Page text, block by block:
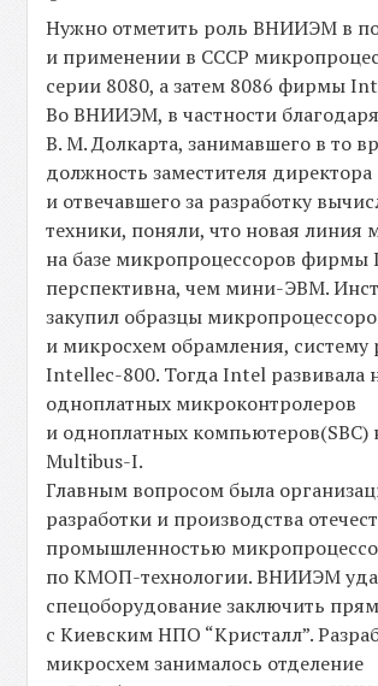
Нужно отметить роль ВНИИЭМ в
и применении в СССР
серии 8080, а затем 8086 фирмы
Во ВНИИЭМ, в частности
В. М. Долкарта, занимавшего в то
должность заместителя директора
и отвечавшего за разработку
техники, поняли, что новая
на базе микропроцессоров фирмы
перспективна, чем мини-ЭВМ.
закупил образцы
и микросхем обрамления, систему
Intellec-800. Тогда Intel развивала
одноплатных микроконтролеров
и одноплатных компьютеров(SBC)
Multibus-I.
Главным вопросом была
разработки и производства
промышленностью
по КМОП-технологии. ВНИИЭМ
спецоборудование заключить
с Киевским НПО “Кристалл”.
микросхем занималось отделение